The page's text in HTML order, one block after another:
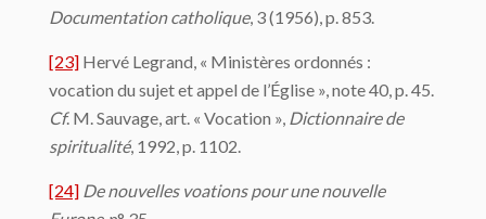
Documentation catholique, 3 (1956), p. 853.
[23] Hervé Legrand, « Ministères ordonnés :
vocation du sujet et appel de l’Église », note 40, p. 45.
Cf. M. Sauvage, art. « Vocation », Dictionnaire de
spiritualité, 1992, p. 1102.
[24] De nouvelles voations pour une nouvelle